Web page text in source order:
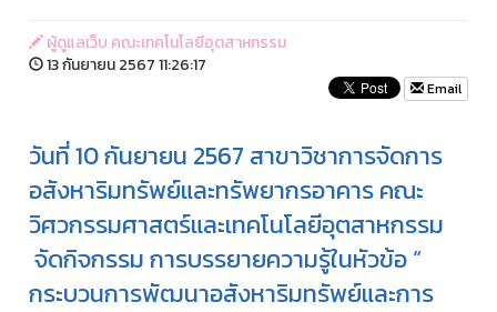
ผู้ดูแลเว็บ คณะเทคโนโลยีอุตสาหกรรม
13 กันยายน 2567 11:26:17
Email
วันที่ 10 กันยายน 2567 สาขาวิชาการจัดการ
อสังหาริมทรัพย์และทรัพยากรอาคาร คณะ
วิศวกรรมศาสตร์และเทคโนโลยีอุตสาหกรรม
จัดกิจกรรม การบรรยายความรู้ในหัวข้อ “
กระบวนการพัฒนาอสังหาริมทรัพย์และการ